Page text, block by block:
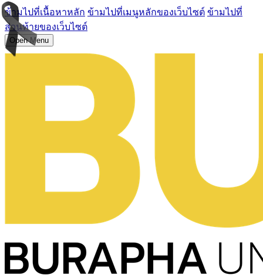
ข้ามไปที่เนื้อหาหลัก ข้ามไปที่เมนูหลักของเว็บไซต์ ข้ามไปที่
ส่วนท้ายของเว็บไซต์
Open Menu